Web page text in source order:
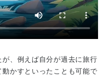
、例えば自分が過去に旅行
かすといったことも可能で